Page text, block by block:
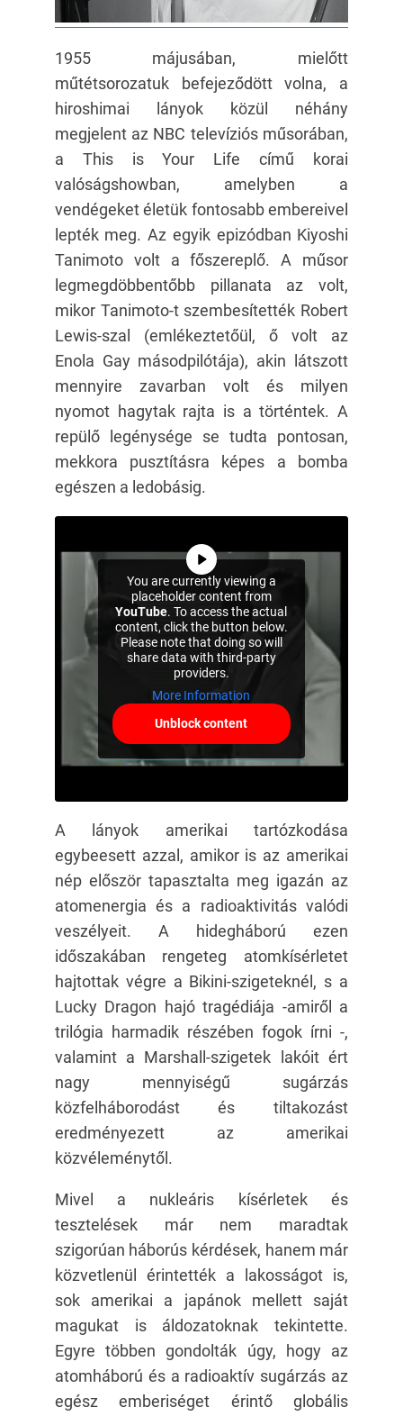
1955 májusában, mielőtt
műtétsorozatuk befejeződött volna, a
hiroshimai lányok közül néhány
megjelent az NBC televíziós műsorában,
a This is Your Life című korai
valóságshowban, amelyben a
vendégeket életük fontosabb embereivel
lepték meg. Az egyik epizódban Kiyoshi
Tanimoto volt a főszereplő. A műsor
legmegdöbbentőbb pillanata az volt,
mikor Tanimoto-t szembesítették Robert
Lewis-szal (emlékeztetőül, ő volt az
Enola Gay másodpilótája), akin látszott
mennyire zavarban volt és milyen
nyomot hagytak rajta is a történtek. A
repülő legénysége se tudta pontosan,
mekkora pusztításra képes a bomba
egészen a ledobásig.
You are currently viewing a
placeholder content from
YouTube. To access the actual
content, click the button below.
Please note that doing so will
share data with third-party
providers.
More Information
Unblock content
A lányok amerikai tartózkodása
egybeesett azzal, amikor is az amerikai
nép először tapasztalta meg igazán az
atomenergia és a radioaktivitás valódi
veszélyeit. A hidegháború ezen
időszakában rengeteg atomkísérletet
hajtottak végre a Bikini-szigeteknél, s a
Lucky Dragon hajó tragédiája -amiről a
trilógia harmadik részében fogok írni -,
valamint a Marshall-szigetek lakóit ért
nagy mennyiségű sugárzás
közfelháborodást és tiltakozást
eredményezett az amerikai
közvéleménytől.
Mivel a nukleáris kísérletek és
tesztelések már nem maradtak
szigorúan háborús kérdések, hanem már
közvetlenül érintették a lakosságot is,
sok amerikai a japánok mellett saját
magukat is áldozatoknak tekintette.
Egyre többen gondolták úgy, hogy az
atomháború és a radioaktív sugárzás az
egész emberiséget érintő globális